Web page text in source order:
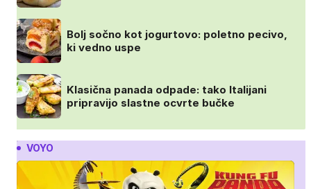
Bolj sočno kot jogurtovo: poletno pecivo,
ki vedno uspe
Klasična panada odpade: tako Italijani
pripravijo slastne ocvrte bučke
VOYO